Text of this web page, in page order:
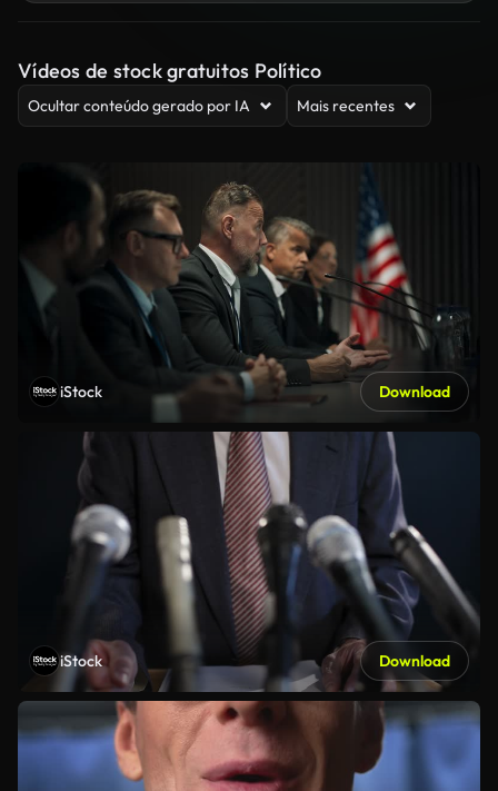
Vídeos de stock gratuitos Político
Ocultar conteúdo gerado por IA Mais recentes
iStock Download
iStock Download